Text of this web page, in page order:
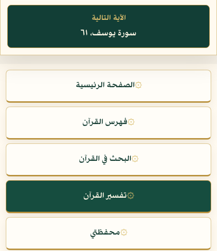
الآية التالية
سورة يوسف، ٦١
۞الصفحة الرئيسية
۞فهرس القرآن
۞البحث في القرآن
۞تفسير القرآن
۞محفظتي